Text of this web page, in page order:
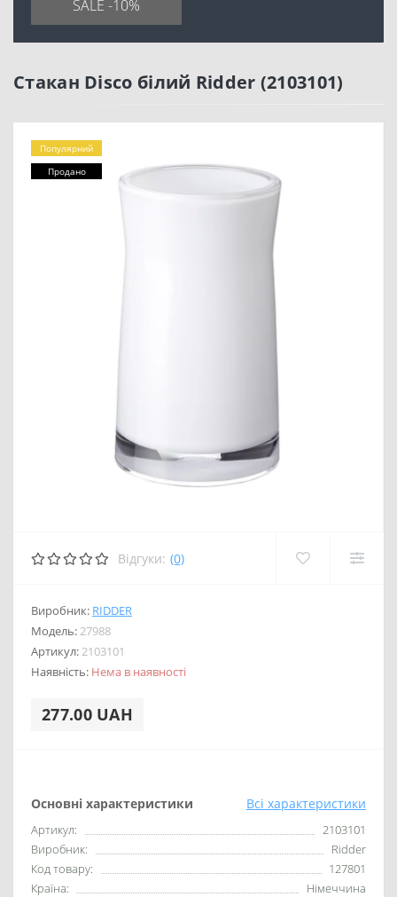
SALE -10%
Стакан Disco білий Ridder (2103101)
Популярний
Продано
Відгуки: (0)
Виробник: RIDDER
Модель:27988
Артикул:2103101
Наявність: Нема в наявності
277.00 UAH
Основні характеристики Всі характеристики
Артикул:
2103101
Виробник:
Ridder
Код товару:
127801
Країна:
Німеччина